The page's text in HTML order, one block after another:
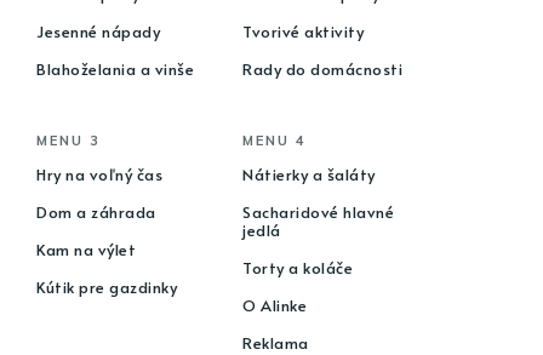
Jesenné nápady
Blahoželania a vinše
Tvorivé aktivity
Rady do domácnosti
MENU 3
Hry na voľný čas
Dom a záhrada
Kam na výlet
Kútik pre gazdinky
MENU 4
Nátierky a šaláty
Sacharidové hlavné
jedlá
Torty a koláče
O Alinke
Reklama